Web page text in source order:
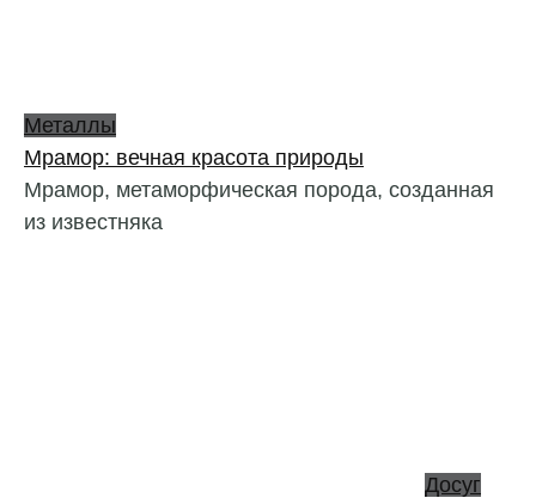
Металлы
Мрамор: вечная красота природы
Мрамор, метаморфическая порода, созданная
из известняка
Досуг